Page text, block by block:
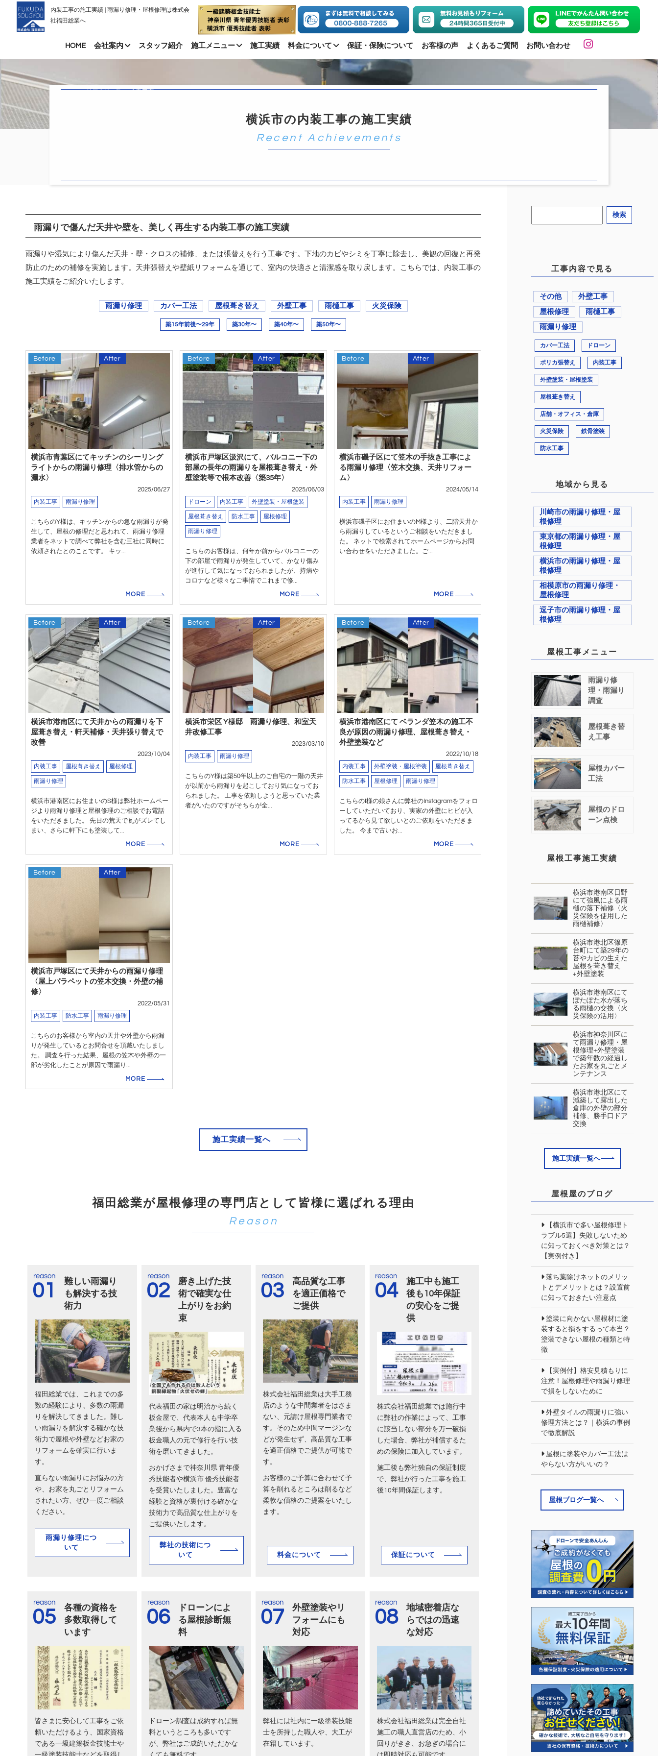
内装工事の施工実績 | 雨漏り修理・屋根修理は株式会
社福田総業へ
HOME 会社案内 スタッフ紹介 施工メニュー 施工実績 料金について 保証・保険について お客様の声 よくあるご質問 お問い合わせ
横浜市の内装工事の施工実績
雨漏りで傷んだ天井や壁を、美しく再生する内装工事の施工実績
雨漏りや湿気により傷んだ天井・壁・クロスの補修、または張替えを行う工事です。下地のカビやシミを丁寧に除去し、美観の回復と再発
防止のための補修を実施します。天井張替えや壁紙リフォームを通じて、室内の快適さと清潔感を取り戻します。こちらでは、内装工事の
施工実績をご紹介いたします。
雨漏り修理 カバー工法 屋根葺き替え 外壁工事 雨樋工事 火災保険
築15年前後〜29年 築30年〜 築40年〜 築50年〜
Before After
横浜市青葉区にてキッチンのシーリング
ライトからの雨漏り修理〈排水管からの
漏水〉
2025/06/27
内装工事 雨漏り修理
こちらのY様は、キッチンからの急な雨漏りが発
生して、屋根の修理だと思われて、雨漏り修理
業者をネットで調べて弊社を含む三社に同時に
依頼されたとのことです。 キッ...
MORE
Before After
横浜市戸塚区汲沢にて、バルコニー下の
部屋の長年の雨漏りを屋根葺き替え・外
壁塗装等で根本改善〈築35年〉
2025/06/03
ドローン 内装工事 外壁塗装・屋根塗装
屋根葺き替え 防水工事 屋根修理
雨漏り修理
こちらのお客様は、何年か前からバルコニーの
下の部屋で雨漏りが発生していて、かなり傷み
が進行して気になっておられましたが、持病や
コロナなど様々なご事情でこれまで修...
MORE
Before After
横浜市磯子区にて笠木の手抜き工事によ
る雨漏り修理〈笠木交換、天井リフォー
ム〉
2024/05/14
内装工事 雨漏り修理
横浜市磯子区にお住まいのM様より、二階天井か
ら雨漏りしているというご相談をいただきまし
た。 ネットで検索されてホームページからお問
い合わせをいただきました。ご...
MORE
Before After
横浜市港南区にて天井からの雨漏りを下
屋葺き替え・軒天補修・天井張り替えで
改善
2023/10/04
内装工事 屋根葺き替え 屋根修理
雨漏り修理
横浜市港南区にお住まいのS様は弊社ホームペー
ジより雨漏り修理と屋根修理のご相談でお電話
をいただきました。 先日の荒天で瓦がズレてし
まい、さらに軒下にも塗装して...
MORE
Before After
横浜市栄区 Y様邸 雨漏り修理、和室天
井改修工事
2023/03/10
内装工事 雨漏り修理
こちらのY様は築50年以上のご自宅の一階の天井
が以前から雨漏りを起こしており気になってお
られました。 工事を依頼しようと思っていた業
者がいたのですがそちらが全...
MORE
Before After
横浜市港南区にて ベランダ笠木の施工不
良が原因の雨漏り修理、屋根葺き替え・
外壁塗装など
2022/10/18
内装工事 外壁塗装・屋根塗装 屋根葺き替え
防水工事 屋根修理 雨漏り修理
こちらのI様の娘さんに弊社のInstagramをフォロ
ーしていただいており、実家の外壁にヒビが入
ってるから見て欲しいとのご依頼をいただきま
した。 今まで古いお...
MORE
Before After
横浜市戸塚区にて天井からの雨漏り修理
〈屋上パラペットの笠木交換・外壁の補
修〉
2022/05/31
内装工事 防水工事 雨漏り修理
こちらのお客様から室内の天井や外壁から雨漏
りが発生しているとお問合せを頂戴いたしまし
た。 調査を行った結果、屋根の笠木や外壁の一
部が劣化したことが原因で雨漏り...
MORE
施工実績一覧へ
福田総業が屋根修理の専門店として皆様に選ばれる理由
reason
01
難しい雨漏り
も解決する技
術力
福田総業では、これまでの多
数の経験により、多数の雨漏
りを解決してきました。難し
い雨漏りを解決する確かな技
術力で屋根や外壁などお家の
リフォームを確実に行いま
す。
直らない雨漏りにお悩みの方
や、お家を丸ごとリフォーム
されたい方、ぜひ一度ご相談
ください。
雨漏り修理につ
いて
reason
02
磨き上げた技
術で確実な仕
上がりをお約
束
代表福田の家は明治から続く
板金屋で、代表本人も中学卒
業後から県内で3本の指に入る
板金職人の元で修行を行い技
術を磨いてきました。
おかげさまで神奈川県 青年優
秀技能者や横浜市 優秀技能者
を受賞いたしました。豊富な
経験と資格が裏付ける確かな
技術力で高品質な仕上がりを
ご提供いたします。
弊社の技術につ
いて
reason
03
高品質な工事
を適正価格で
ご提供
株式会社福田総業は大手工務
店のような中間業者をはさま
ない、元請け屋根専門業者で
す。そのため中間マージンな
どが発生せず、高品質な工事
を適正価格でご提供が可能で
す。
お客様のご予算に合わせて予
算を削れるところは削るなど
柔軟な価格のご提案をいたし
ます。
料金について
reason
04
施工中も施工
後も10年保証
の安心をご提
供
株式会社福田総業では施行中
に弊社の作業によって、工事
に該当しない部分を万一破損
した場合、弊社が補償するた
めの保険に加入しています。
施工後も弊社独自の保証制度
で、弊社が行った工事を施工
後10年間保証します。
保証について
reason
05
各種の資格を
多数取得して
います
皆さまに安心して工事をご依
頼いただけるよう、国家資格
である一級建築板金技能士や
reason
06
ドローンによ
る屋根診断無
料
ドローン調査は成約すれば無
料というところも多いです
が、弊社はご成約いただかな
reason
07
外壁塗装やリ
フォームにも
対応
弊社には社内に一級塗装技能
士を所持した職人や、大工が
在籍しています。
reason
08
地域密着店な
らではの迅速
な対応
株式会社福田総業は完全自社
施工の職人直営店のため、小
回りがきき、お急ぎの場合に
検索
工事内容で見る
その他 外壁工事
屋根修理 雨樋工事
雨漏り修理
カバー工法 ドローン
ポリカ張替え 内装工事
外壁塗装・屋根塗装
屋根葺き替え
店舗・オフィス・倉庫
火災保険 鉄骨塗装
防水工事
地域から見る
川崎市の雨漏り修理・屋
根修理
東京都の雨漏り修理・屋
根修理
横浜市の雨漏り修理・屋
根修理
相模原市の雨漏り修理・
屋根修理
逗子市の雨漏り修理・屋
根修理
屋根工事メニュー
雨漏り修
理・雨漏り
調査
屋根葺き替
え工事
屋根カバー
工法
屋根のドロ
ーン点検
屋根工事施工実績
横浜市港南区日野
にて強風による雨
樋の落下補修〈火
災保険を使用した
雨樋補修〉
横浜市港北区篠原
台町にて築29年の
苔やカビの生えた
屋根を葺き替え
+外壁塗装
横浜市港南区にて
ぽたぽた水が落ち
る雨樋の交換〈火
災保険の活用〉
横浜市神奈川区に
て雨漏り修理・屋
根修理+外壁塗装
で築年数の経過し
たお家を丸ごとメ
ンテナンス
横浜市港北区にて
減築して露出した
倉庫の外壁の部分
補修、勝手口ドア
交換
施工実績一覧へ
屋根屋のブログ
【横浜市で多い屋根修理ト
ラブル5選】失敗しないため
に知っておくべき対策とは？
【実例付き】
落ち葉除けネットのメリッ
トとデメリットとは？設置前
に知っておきたい注意点
塗装に向かない屋根材に塗
装すると損をするって本当？
塗装できない屋根の種類と特
徴
【実例付】格安見積もりに
注意！屋根修理や雨漏り修理
で損をしないために
外壁タイルの雨漏りに強い
修理方法とは？｜横浜の事例
で徹底解説
屋根に塗装やカバー工法は
やらない方がいいの？
屋根ブログ一覧へ